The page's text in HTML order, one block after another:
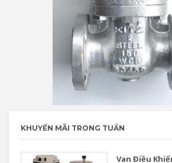
KHUYẾN MÃI TRONG TUẦN
Van Điều